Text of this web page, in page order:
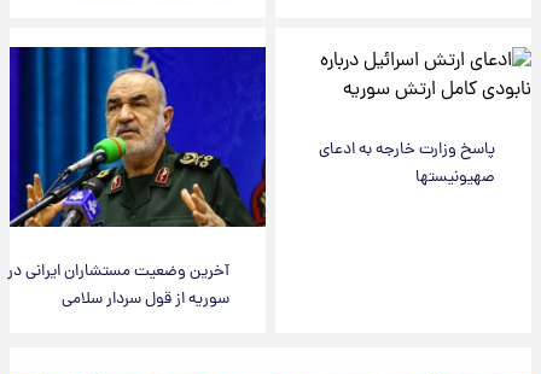
پاسخ وزارت خارجه به ادعای
صهیونیستها
آخرین وضعیت مستشاران ایرانی در
سوریه از قول سردار سلامی